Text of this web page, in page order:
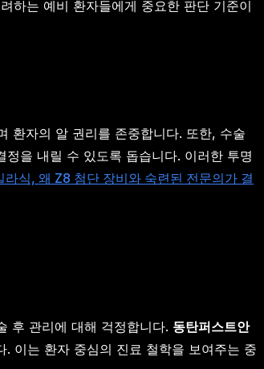
하는 예비 환자들에게 중요한 판단 기준이
환자의 알 권리를 존중합니다. 또한, 수술
을 내릴 수 있도록 돕습니다. 이러한 투명
라식, 왜 Z8 첨단 장비와 숙련된 전문의가 결
후 관리에 대해 걱정합니다. 동탄퍼스트안
. 이는 환자 중심의 진료 철학을 보여주는 중